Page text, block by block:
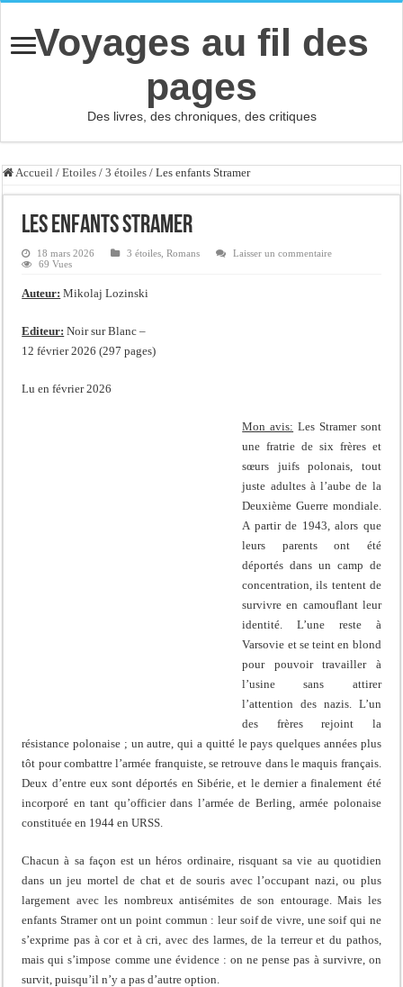
Voyages au fil des
pages
Des livres, des chroniques, des critiques
Accueil / Etoiles / 3 étoiles / Les enfants Stramer
Les enfants Stramer
18 mars 2026 3 étoiles ,Romans
Laisser un commentaire
69 Vues
Auteur: Mikolaj Lozinski
Editeur: Noir sur Blanc –
12 février 2026 (297 pages)
Lu en février 2026
Mon avis: Les Stramer sont
une fratrie de six frères et
sœurs juifs polonais, tout
juste adultes à l’aube de la
Deuxième Guerre mondiale.
A partir de 1943, alors que
leurs parents ont été
déportés dans un camp de
concentration, ils tentent de
survivre en camouflant leur
identité. L’une reste à
Varsovie et se teint en blond
pour pouvoir travailler à
l’usine sans attirer
l’attention des nazis. L’un
des frères rejoint la
résistance polonaise ; un autre, qui a quitté le pays quelques années plus
tôt pour combattre l’armée franquiste, se retrouve dans le maquis français.
Deux d’entre eux sont déportés en Sibérie, et le dernier a finalement été
incorporé en tant qu’officier dans l’armée de Berling, armée polonaise
constituée en 1944 en URSS.
Chacun à sa façon est un héros ordinaire, risquant sa vie au quotidien
dans un jeu mortel de chat et de souris avec l’occupant nazi, ou plus
largement avec les nombreux antisémites de son entourage. Mais les
enfants Stramer ont un point commun : leur soif de vivre, une soif qui ne
s’exprime pas à cor et à cri, avec des larmes, de la terreur et du pathos,
mais qui s’impose comme une évidence : on ne pense pas à survivre, on
survit, puisqu’il n’y a pas d’autre option.